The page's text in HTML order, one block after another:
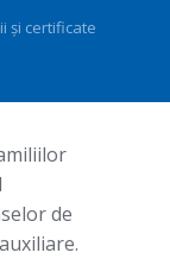
și certificate
de